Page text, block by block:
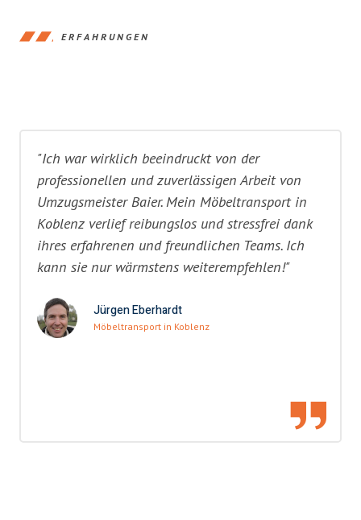
ERFAHRUNGEN
"Ich war wirklich beeindruckt von der
professionellen und zuverlässigen Arbeit von
Umzugsmeister Baier. Mein Möbeltransport in
Koblenz verlief reibungslos und stressfrei dank
ihres erfahrenen und freundlichen Teams. Ich
kann sie nur wärmstens weiterempfehlen!"
Jürgen Eberhardt
Möbeltransport in Koblenz